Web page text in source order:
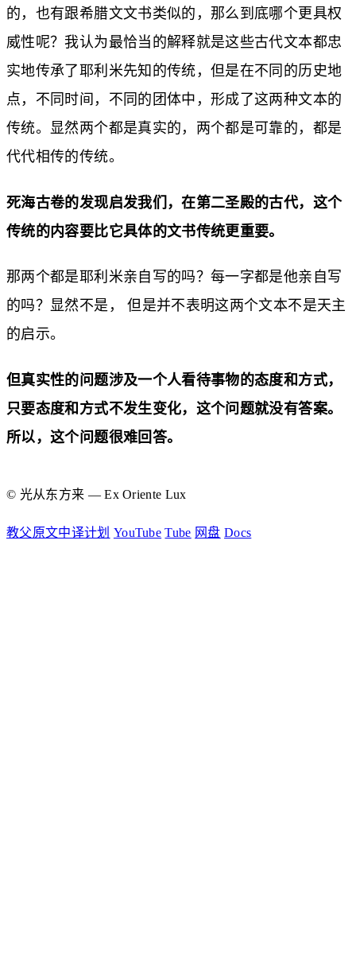
的，也有跟希腊文文书类似的，那么到底哪个更具权
威性呢？我认为最恰当的解释就是这些古代文本都忠
实地传承了耶利米先知的传统，但是在不同的历史地
点，不同时间，不同的团体中，形成了这两种文本的
传统。显然两个都是真实的，两个都是可靠的，都是
代代相传的传统。
死海古卷的发现启发我们，在第二圣殿的古代，这个
传统的内容要比它具体的文书传统更重要。
那两个都是耶利米亲自写的吗？每一字都是他亲自写
的吗？显然不是， 但是并不表明这两个文本不是天主
的启示。
但真实性的问题涉及一个人看待事物的态度和方式，
只要态度和方式不发生变化，这个问题就没有答案。
所以，这个问题很难回答。
© 光从东方来 — Ex Oriente Lux
教父原文中译计划 YouTube Tube 网盘 Docs